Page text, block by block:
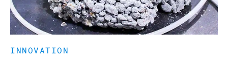
INNOVATION